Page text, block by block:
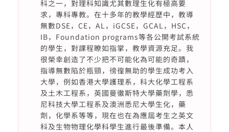
科之一，對理科知識尤其數理生化有極高要
求，專科專教。在十多年的教學經歷中，教導
無數DSE，CE，AL，iGCSE，GCAL，HSC，
IB，Foundation programs等各公開考試系統
的學生，對課程瞭如指掌，教學資源充足。我
很榮幸創造了不少把不可能化為可能的奇蹟，
指導無數陷於瓶頸，徬徨無助的學生成功考入
大學，例如香港大學護理系，科大化學工程系
及土木工程系，英國曼徹斯特大學藥劑學，悉
尼科技大學工程系及澳洲悉尼大學生化，藥
劑，化學系等等，現在也在為應屆考生之英文
科及生物物理化學科學生進行最後準備。本人